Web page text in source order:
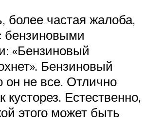
более частая жалоба,
бензиновыми
«Бензиновый
Бензиновый
он не все. Отлично
кусторез. Естественно,
этого может быть